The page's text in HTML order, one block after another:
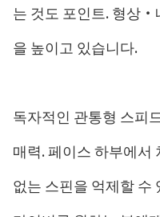
는 것도 포인트. 형상
을 높이고 있습니다.
독자적인 관통형 스피
매력. 페이스 하부에서
없는 스핀을 억제할 수